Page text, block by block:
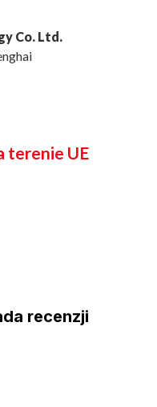
Co. Ltd.
terenie UE
recenzji